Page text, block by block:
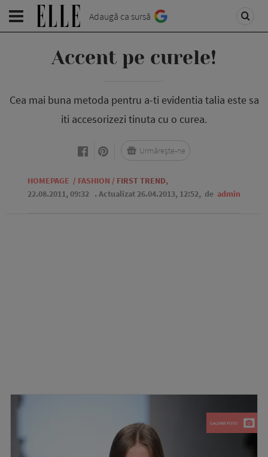
Adaugă ca sursă
Accent pe curele!
Cea mai buna metoda pentru a-ti evidentia talia este sa
iti accesorizezi tinuta cu o curea.
HOMEPAGE / FASHION / FIRST TREND,
22.08.2011, 09:32 . Actualizat 26.04.2013, 12:52, de admin
Urmărește-ne